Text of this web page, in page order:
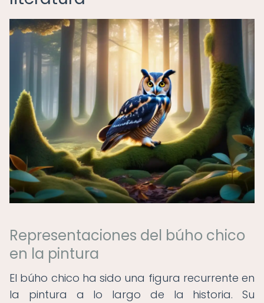
Representaciones del búho chico
en la pintura
El búho chico ha sido una figura recurrente en
la pintura a lo largo de la historia. Su